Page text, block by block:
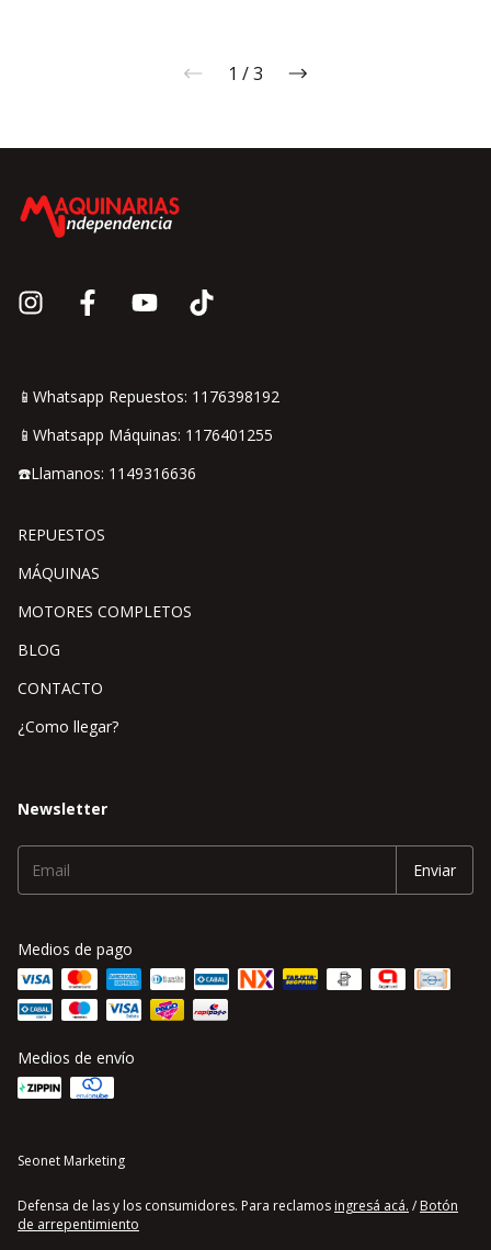
1 /3
📱Whatsapp Repuestos: 1176398192
📱Whatsapp Máquinas: 1176401255
☎️Llamanos: 1149316636
REPUESTOS
MÁQUINAS
MOTORES COMPLETOS
BLOG
CONTACTO
¿Como llegar?
Newsletter
Medios de pago
Medios de envío
Seonet Marketing
Defensa de las y los consumidores. Para reclamos ingresá acá. / Botón
de arrepentimiento